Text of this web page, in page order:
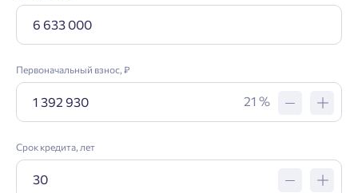
Первоначальный взнос, ₽
21 %
Срок кредита, лет